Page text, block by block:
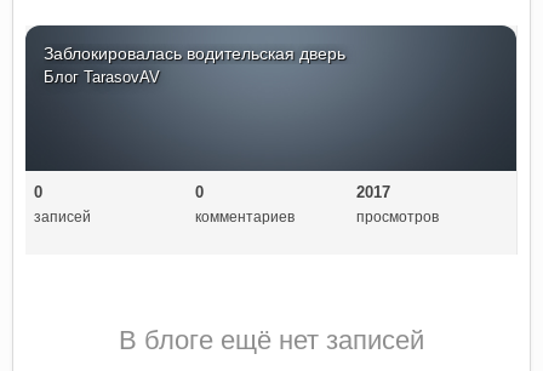
Заблокировалась водительская дверь
Блог TarasovAV
0
записей
0
комментариев
2017
просмотров
В блоге ещё нет записей